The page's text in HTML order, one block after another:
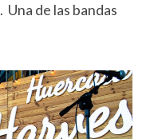
de las bandas